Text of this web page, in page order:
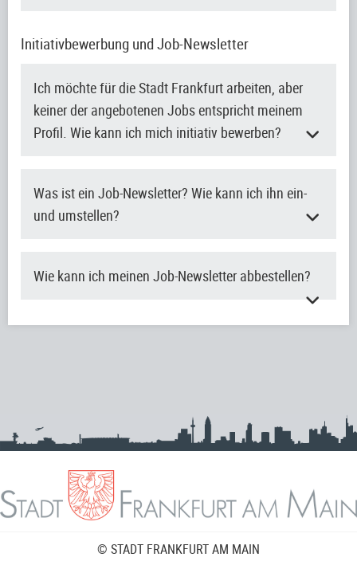
Initiativbewerbung und Job-Newsletter
Ich möchte für die Stadt Frankfurt arbeiten, aber
keiner der angebotenen Jobs entspricht meinem
Profil. Wie kann ich mich initiativ bewerben?
Was ist ein Job-Newsletter? Wie kann ich ihn ein-
und umstellen?
Wie kann ich meinen Job-Newsletter abbestellen?
© STADT FRANKFURT AM MAIN